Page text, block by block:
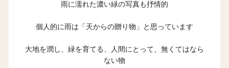
雨に濡れた濃い緑の写真も抒情的
個人的に雨は「天からの贈り物」と思っています
大地を潤し、緑を育てる、人間にとって、無くてはなら
ない物